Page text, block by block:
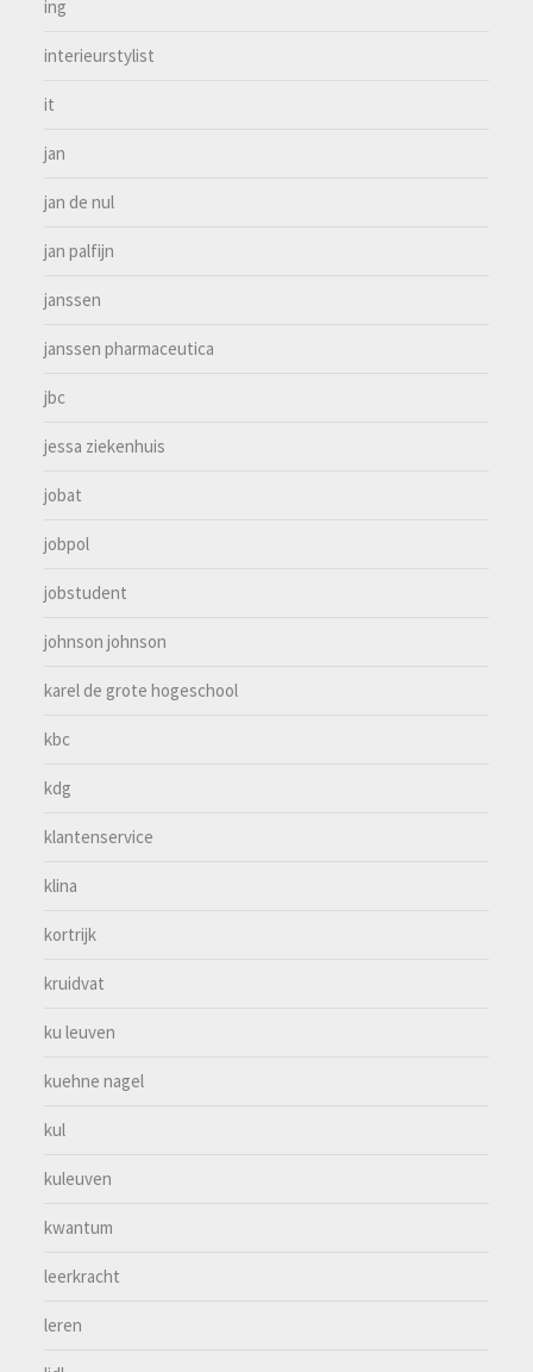
ing
interieurstylist
it
jan
jan de nul
jan palfijn
janssen
janssen pharmaceutica
jbc
jessa ziekenhuis
jobat
jobpol
jobstudent
johnson johnson
karel de grote hogeschool
kbc
kdg
klantenservice
klina
kortrijk
kruidvat
ku leuven
kuehne nagel
kul
kuleuven
kwantum
leerkracht
leren